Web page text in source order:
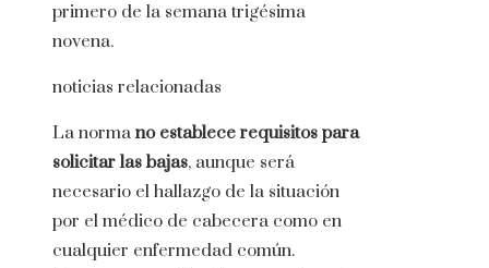
primero de la semana trigésima
novena.
noticias relacionadas
La norma no establece requisitos para
solicitar las bajas, aunque será
necesario el hallazgo de la situación
por el médico de cabecera como en
cualquier enfermedad común.